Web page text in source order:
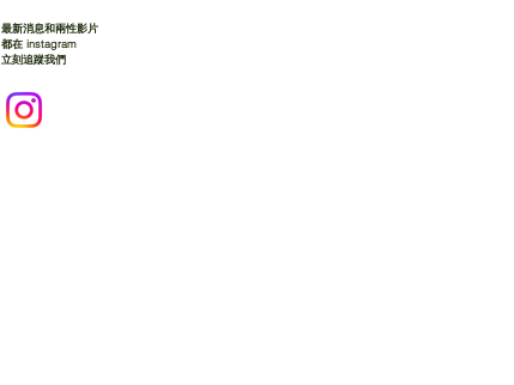
最新消息和兩性影片
都在 instagram
立刻追蹤我們